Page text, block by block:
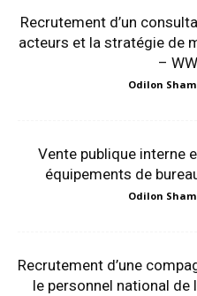
Recrutement d’un
acteurs et la stratégie de
–
Odilon
Vente publique interne
équipements de
Odilon
Recrutement d’une
le personnel national